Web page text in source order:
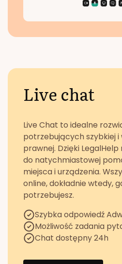
Live chat
Live Chat to idealne
potrzebujących szybkiej
prawnej. Dzięki
do natychmiastowej
miejsca i urządzenia.
online, dokładnie wtedy,
potrzebujesz.
Szybka odpowiedź
Możliwość zadania
Chat dostępny 24h